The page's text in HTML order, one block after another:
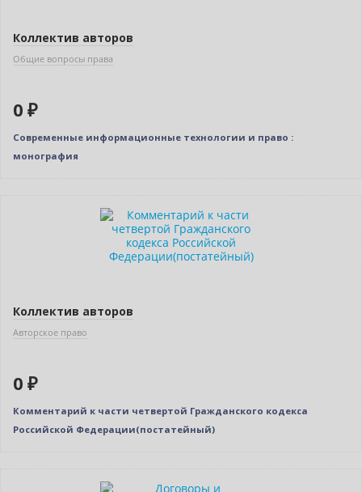
Коллектив авторов
Общие вопросы права
0 ₽
Современные информационные технологии и право :
монография
Коллектив авторов
Авторское право
0 ₽
Комментарий к части четвертой Гражданского кодекса
Российской Федерации(постатейный)